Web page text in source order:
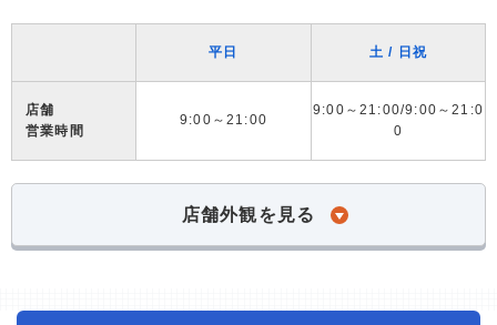
平日 土 / 日祝
店舗
営業時間
9:00～21:00
9:00～21:00/9:00～21:0
0
店舗外観を見る